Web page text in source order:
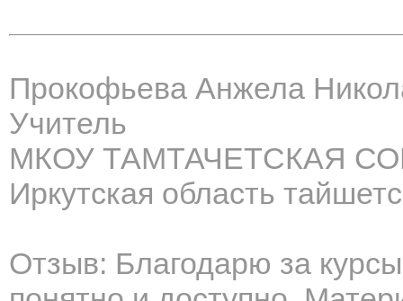
Прокофьева Анжела
Учитель
МКОУ ТАМТАЧЕТСКАЯ
Иркутская область
Отзыв: Благодарю за